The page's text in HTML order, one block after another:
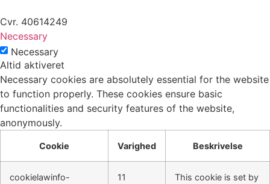
Cvr. 40614249
Necessary
Necessary
Altid aktiveret
Necessary cookies are absolutely essential for the website
to function properly. These cookies ensure basic
functionalities and security features of the website,
anonymously.
Cookie Varighed Beskrivelse
cookielawinfo-
11
This cookie is set by